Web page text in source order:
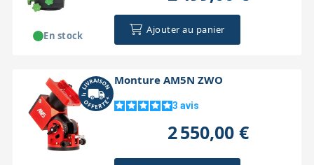
Ajouter au panier
En stock
Monture AM5N ZWO
3 avis
2 550,00 €